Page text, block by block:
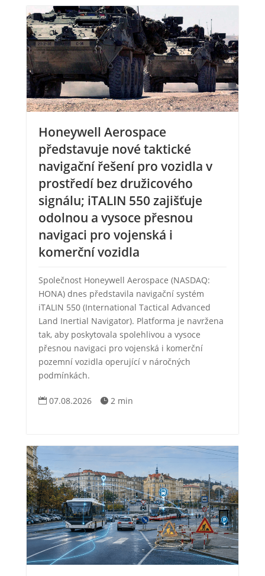
Honeywell Aerospace
představuje nové taktické
navigační řešení pro vozidla v
prostředí bez družicového
signálu; iTALIN 550 zajišťuje
odolnou a vysoce přesnou
navigaci pro vojenská i
komerční vozidla
Společnost Honeywell Aerospace (NASDAQ:
HONA) dnes představila navigační systém
iTALIN 550 (International Tactical Advanced
Land Inertial Navigator). Platforma je navržena
tak, aby poskytovala spolehlivou a vysoce
přesnou navigaci pro vojenská i komerční
pozemní vozidla operující v náročných
podmínkách.
 07.08.2026  2 min